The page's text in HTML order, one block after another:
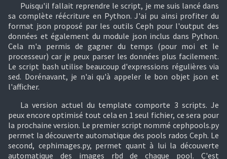
Puisqu'il fallait reprendre le script, je me suis lancé dans
sa complète réécriture en Python. J'ai pu ainsi profiter du
format json proposé par les outils Ceph pour l'output des
données et également du module json inclus dans Python.
Cela m'a permis de gagner du temps (pour moi et le
processeur) car je peux parser les données plus facilement.
Le script bash utilise beaucoup d'expressions régulières via
sed. Dorénavant, je n'ai qu'à appeler le bon objet json et
l'afficher.
La version actuel du template comporte 3 scripts. Je
peux encore optimisé tout cela en 1 seul fichier, ce sera pour
la prochaine version. Le premier script nommé cephpools.py
permet la découverte automatique des pools rados Ceph. Le
second, cephimages.py, permet quant à lui la découverte
automatique des images rbd de chaque pool. C'est